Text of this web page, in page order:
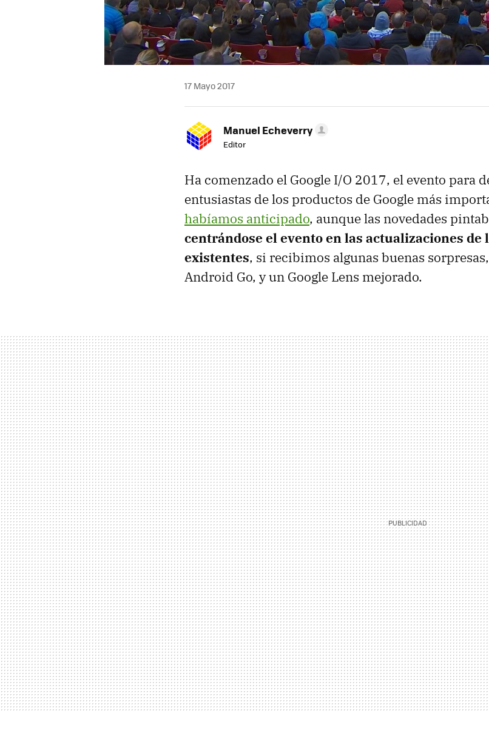
17 Mayo 2017
Manuel Echeverry
Editor
Ha comenzado el Google I/O 2017, el evento para
entusiastas de los productos de Google más
habíamos anticipado, aunque las novedades
centrándose el evento en las actualizaciones de
existentes, si recibimos algunas buenas
Android Go, y un Google Lens mejorado.